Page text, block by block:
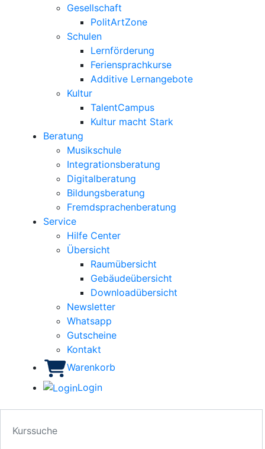
Gesellschaft
PolitArtZone
Schulen
Lernförderung
Feriensprachkurse
Additive Lernangebote
Kultur
TalentCampus
Kultur macht Stark
Beratung
Musikschule
Integrationsberatung
Digitalberatung
Bildungsberatung
Fremdsprachenberatung
Service
Hilfe Center
Übersicht
Raumübersicht
Gebäudeübersicht
Downloadübersicht
Newsletter
Whatsapp
Gutscheine
Kontakt
Warenkorb
Login